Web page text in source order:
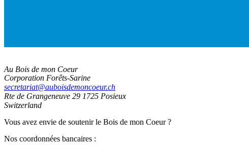
Au Bois de mon Coeur
Corporation Forêts-Sarine
secretariat@auboisdemoncoeur.ch
Rte de Grangeneuve 29 1725 Posieux
Switzerland
Vous avez envie de soutenir le Bois de mon Coeur ?
Nos coordonnées bancaires :